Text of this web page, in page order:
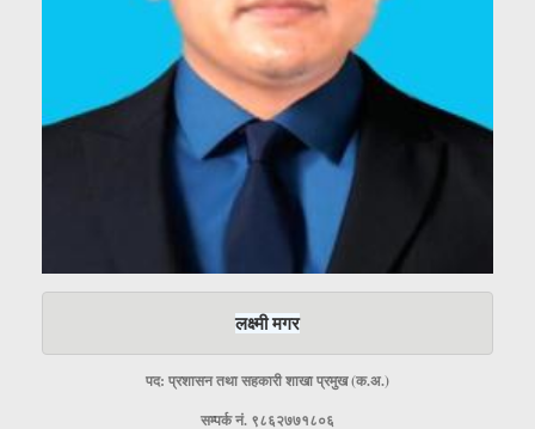
लक्ष्मी मगर
पद: प्रशासन तथा सहकारी शाखा प्रमुख (क.अ.)
सम्पर्क नं. ९८६२७७१८०६